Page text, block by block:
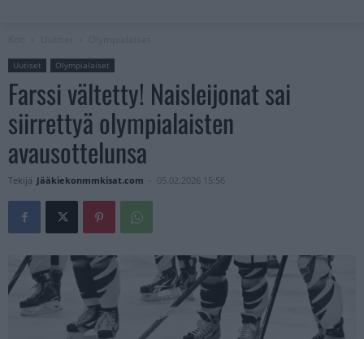
Uutiset Olympialaiset
Farssi vältetty! Naisleijonat sai
siirrettyä olympialaisten
avausottelunsa
Tekijä Jääkiekonmmkisat.com - 05.02.2026 15:56